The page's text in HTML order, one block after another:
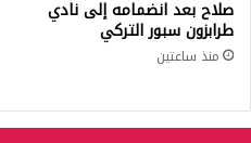
صلاح بعد انضمامه إلى نادي
طرابزون سبور التركي
منذ ساعتين